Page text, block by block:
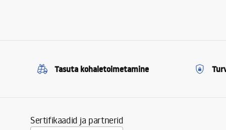
Tasuta kohaletoimetamine
Sertifikaadid ja partnerid